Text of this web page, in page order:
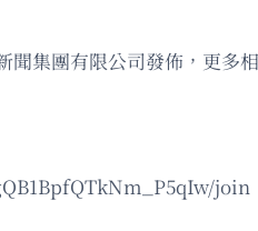
集團有限公司發佈，更多
join